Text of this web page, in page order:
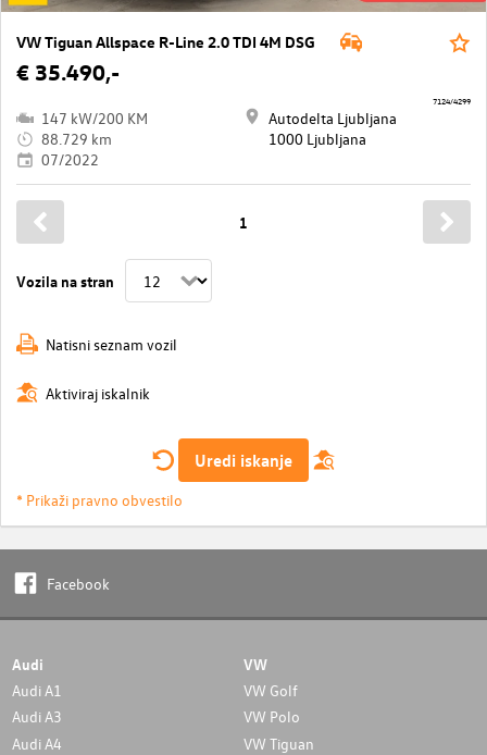
VW Tiguan Allspace R-Line 2.0 TDI 4M DSG
€ 35.490,-
147 kW/200 KM
88.729 km
07/2022
Autodelta Ljubljana
1000 Ljubljana
7124/4299
Vozila na stran
1
Natisni seznam vozil
Aktiviraj iskalnik
Uredi iskanje
* Prikaži pravno obvestilo
Facebook
Audi
Audi A1
Audi A3
Audi A4
VW
VW Golf
VW Polo
VW Tiguan